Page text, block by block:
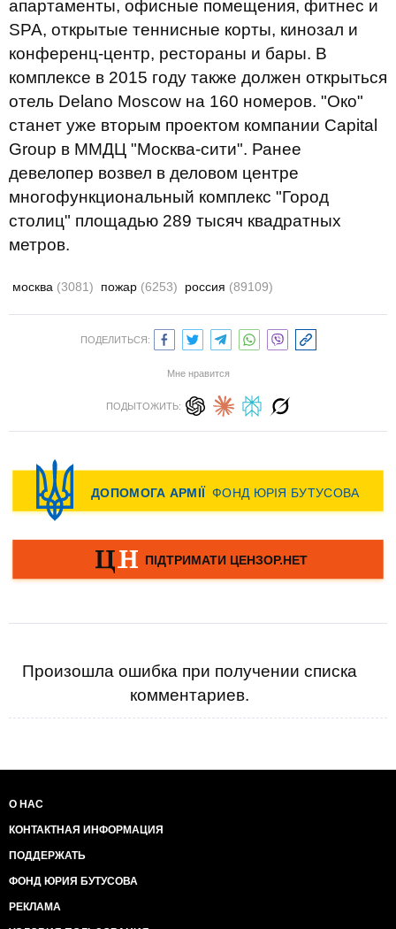
апартаменты, офисные помещения, фитнес и
SPA, открытые теннисные корты, кинозал и
конференц-центр, рестораны и бары. В
комплексе в 2015 году также должен открыться
отель Delano Moscow на 160 номеров. "Око"
станет уже вторым проектом компании Capital
Group в ММДЦ "Москва-сити". Ранее
девелопер возвел в деловом центре
многофункциональный комплекс "Город
столиц" площадью 289 тысяч квадратных
метров.
москва (3081) пожар (6253) россия (89109)
ПОДЕЛИТЬСЯ:
Мне нравится
ПОДЫТОЖИТЬ:
Произошла ошибка при получении списка
комментариев.
О НАС
КОНТАКТНАЯ ИНФОРМАЦИЯ
ПОДДЕРЖАТЬ
ФОНД ЮРИЯ БУТУСОВА
РЕКЛАМА